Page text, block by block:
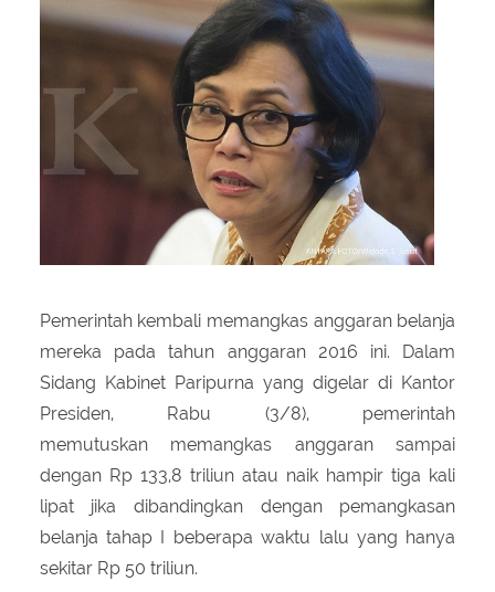
Peraturan Pengampunan Pajak
Infografis Pengampunan Pajak
About Us
Kontak Kami
Sitemap
Pemerintah kembali memangkas anggaran belanja
mereka pada tahun anggaran 2016 ini. Dalam
Sidang Kabinet Paripurna yang digelar di Kantor
Presiden, Rabu (3/8), pemerintah
memutuskan memangkas anggaran sampai
dengan Rp 133,8 triliun atau naik hampir tiga kali
lipat jika dibandingkan dengan pemangkasan
belanja tahap I beberapa waktu lalu yang hanya
sekitar Rp 50 triliun.